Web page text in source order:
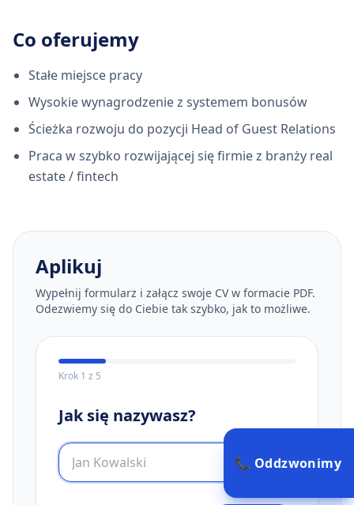
Co oferujemy
Stałe miejsce pracy
Wysokie wynagrodzenie z systemem bonusów
Ścieżka rozwoju do pozycji Head of Guest Relations
Praca w szybko rozwijającej się firmie z branży real
estate / fintech
Aplikuj
Wypełnij formularz i załącz swoje CV w formacie PDF.
Odezwiemy się do Ciebie tak szybko, jak to możliwe.
Krok 1 z 5
Jak się nazywasz?
📞 Oddzwonimy